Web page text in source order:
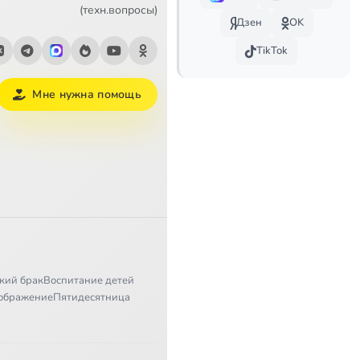
44:46
46:27
35:34
37:29
(техн.вопросы)
Мне нужна помощь
бракВоспитание детей
Пятидесятница
Дзен
OK
TikTok